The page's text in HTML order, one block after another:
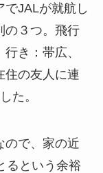
JALが就航し
の３つ。飛行
き：帯広、
住の友人に連
た。
ので、家の近
るという余裕